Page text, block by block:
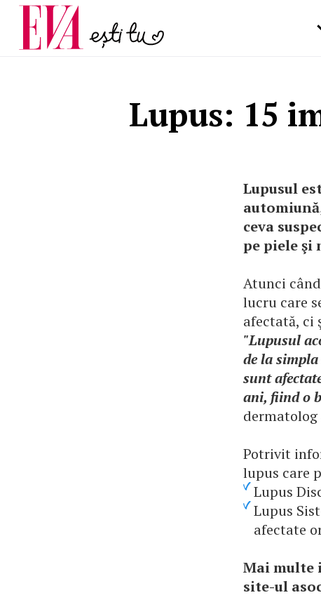
Lupus: 15
Lupusul
ceva
pe piele şi
Atunci
lucru care
afectată, ci
"Lupusul
de la
sunt
ani, fiind o
Potrivit
lupus care
Lupus
Lupus
afectate
Mai multe
site-ul
Carieră
Actualitate
pe măsură ce